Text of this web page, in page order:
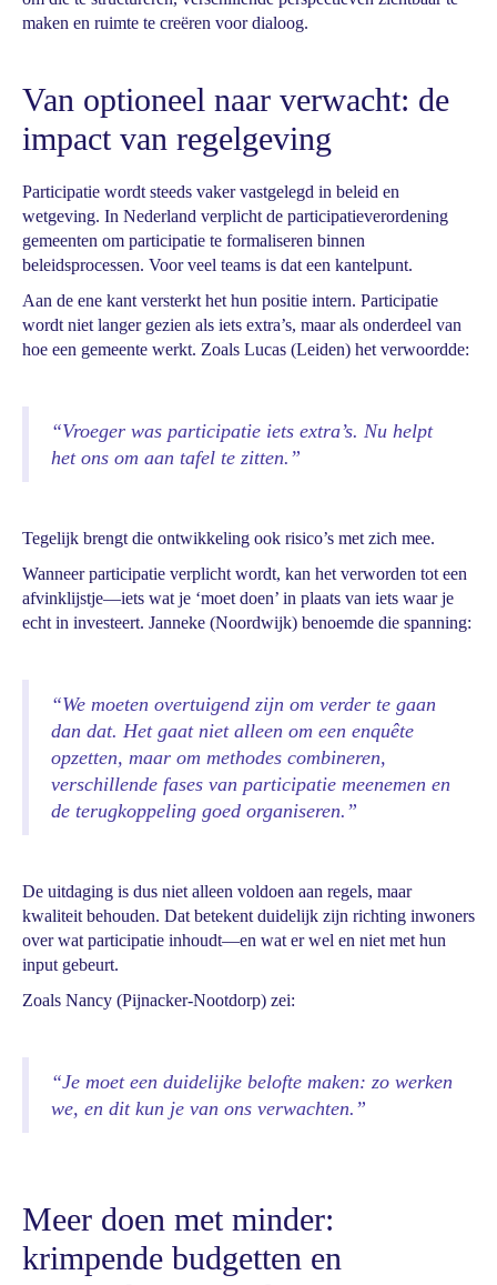
maken en ruimte te creëren voor dialoog.
Van optioneel naar verwacht: de
impact van regelgeving
Participatie wordt steeds vaker vastgelegd in beleid en
wetgeving. In Nederland verplicht de participatieverordening
gemeenten om participatie te formaliseren binnen
beleidsprocessen. Voor veel teams is dat een kantelpunt.
Aan de ene kant versterkt het hun positie intern. Participatie
wordt niet langer gezien als iets extra’s, maar als onderdeel van
hoe een gemeente werkt. Zoals Lucas (Leiden) het verwoordde:
“Vroeger was participatie iets extra’s. Nu helpt
het ons om aan tafel te zitten.”
Tegelijk brengt die ontwikkeling ook risico’s met zich mee.
Wanneer participatie verplicht wordt, kan het verworden tot een
afvinklijstje—iets wat je ‘moet doen’ in plaats van iets waar je
echt in investeert. Janneke (Noordwijk) benoemde die spanning:
“We moeten overtuigend zijn om verder te gaan
dan dat. Het gaat niet alleen om een enquête
opzetten, maar om methodes combineren,
verschillende fases van participatie meenemen en
de terugkoppeling goed organiseren.”
De uitdaging is dus niet alleen voldoen aan regels, maar
kwaliteit behouden. Dat betekent duidelijk zijn richting inwoners
over wat participatie inhoudt—en wat er wel en niet met hun
input gebeurt.
Zoals Nancy (Pijnacker-Nootdorp) zei:
“Je moet een duidelijke belofte maken: zo werken
we, en dit kun je van ons verwachten.”
Meer doen met minder:
krimpende budgetten en